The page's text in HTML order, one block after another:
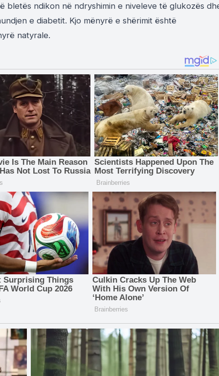
bletës ndikon në ndryshimin e niveleve të glukozës
e diabetit. Kjo mënyrë e shërimit është
natyrale.